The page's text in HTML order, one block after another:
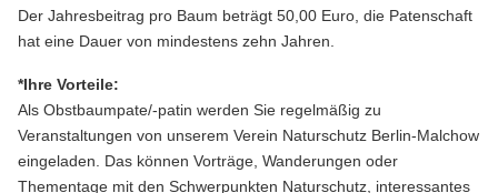
Der Jahresbeitrag pro Baum beträgt 50,00 Euro, die Patenschaft
hat eine Dauer von mindestens zehn Jahren.
*Ihre Vorteile:
Als Obstbaumpate/-patin werden Sie regelmäßig zu
Veranstaltungen von unserem Verein Naturschutz Berlin-Malchow
eingeladen. Das können Vorträge, Wanderungen oder
Thementage mit den Schwerpunkten Naturschutz, interessantes